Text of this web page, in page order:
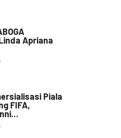
Apriana
Piala
FIFA,